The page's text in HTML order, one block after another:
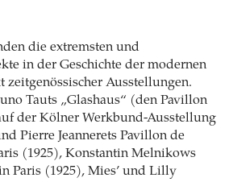
die extremsten und
in der Geschichte der modernen
Ausstellungen.
Tauts „Glashaus“ (den Pavillon
der Kölner Werkbund-Ausstellung
Pierre Jeannerets Pavillon de
(1925), Konstantin Melnikows
Paris (1925), Mies’ und Lilly